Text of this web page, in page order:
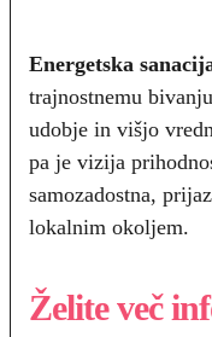
Energetska
trajnostnemu
udobje in višjo
pa je vizija
samozadostna,
lokalnim okoljem.
Želite več